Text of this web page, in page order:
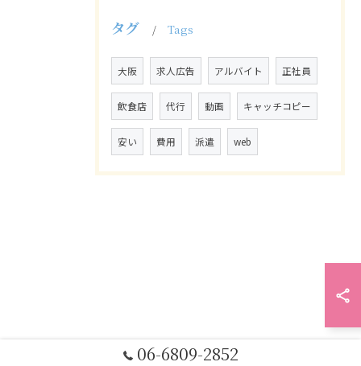
タグ Tags
大阪 求人広告 アルバイト 正社員
飲食店 代行 動画 キャッチコピー
安い 費用 派遣 web
06-6809-2852